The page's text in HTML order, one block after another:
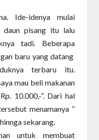
Ide-idenya mulai
daun pisang itu lalu
tadi. Beberapa
baru yang datang
terbaru itu.
mau beli makanan
10.000,-“. Dari hal
menamanya “
sekarang.
untuk membuat